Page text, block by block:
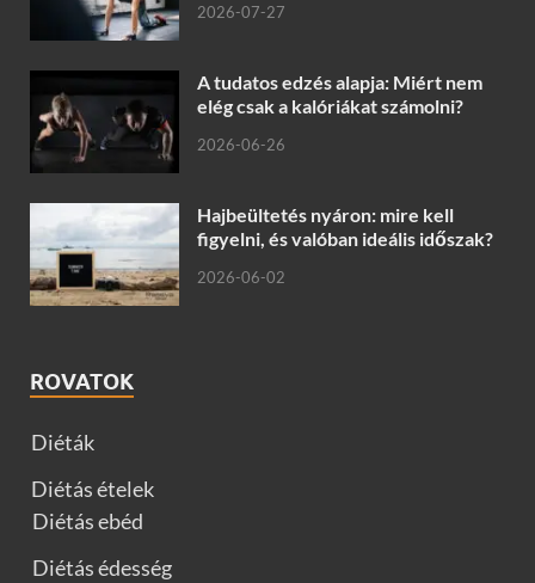
2026-07-27
A tudatos edzés alapja: Miért nem
elég csak a kalóriákat számolni?
2026-06-26
Hajbeültetés nyáron: mire kell
figyelni, és valóban ideális időszak?
2026-06-02
ROVATOK
Diéták
Diétás ételek
Diétás ebéd
Diétás édesség